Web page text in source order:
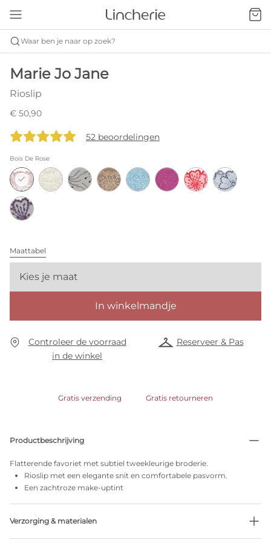
Waar ben je naar op zoek?
Marie Jo Jane
Rioslip
€ 50,90
52 beoordelingen
Bois De Rose
Maattabel
Kies je maat
In winkelmandje
Controleer de voorraad
in de winkel
Reserveer & Pas
Gratis verzending Gratis retourneren
Productbeschrijving
Flatterende favoriet met subtiel tweekleurige broderie.
Rioslip met een elegante snit en comfortabele pasvorm.
Een zachtroze make-uptint
Verzorging & materialen